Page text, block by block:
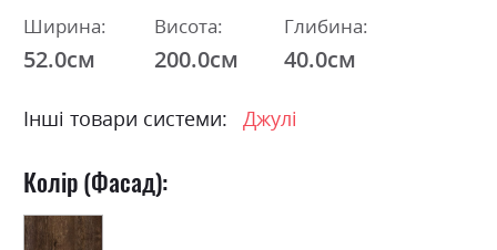
Ширина:
52.0см
Висота:
200.0см
Глибина:
40.0см
Інші товари системи: Джулі
Колір (Фасад):